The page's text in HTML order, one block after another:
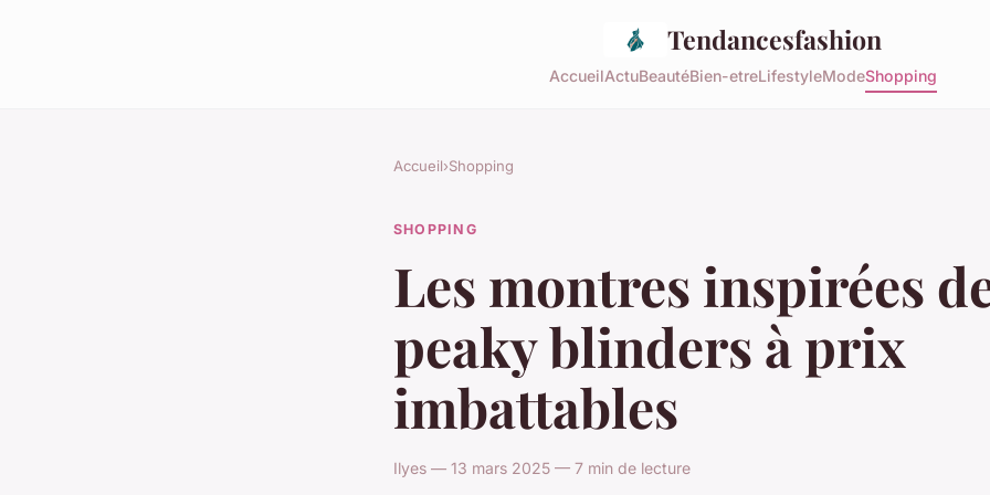
Tendancesfashion
AccueilActuBeautéBien-etreLifestyleModeShopping
Accueil›Shopping
SHOPPING
Les montres inspirées
peaky blinders à prix
imbattables
Ilyes — 13 mars 2025 — 7 min de lecture